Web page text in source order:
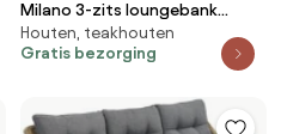
Milano 3-zits loungebank
teakhout
Houten, teakhouten
Gratis bezorging